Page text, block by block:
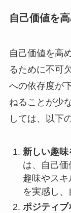
自己価値を
自己価値を高
るために不可
への依存度が
ねることが少
しては、以下
新しい趣味
は、自己
趣味やス
を実感し、
ポジティブ